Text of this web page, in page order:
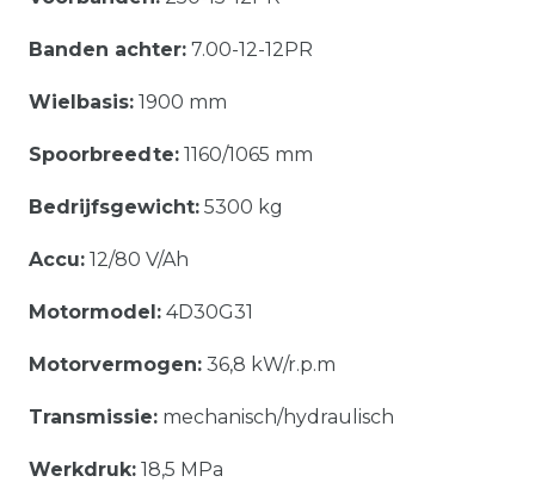
Banden achter: 7.00-12-12PR
Wielbasis: 1900 mm
Spoorbreedte: 1160/1065 mm
Bedrijfsgewicht: 5300 kg
Accu: 12/80 V/Ah
Motormodel: 4D30G31
Motorvermogen: 36,8 kW/r.p.m
Transmissie: mechanisch/hydraulisch
Werkdruk: 18,5 MPa